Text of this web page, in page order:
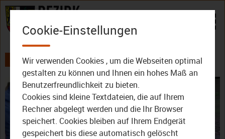
Zum Inhalt
AKTUELLES ALLE VIDEOS
Cookie-Einstellungen
Wir verwenden Cookies , um die Webseiten optimal
gestalten zu können und Ihnen ein hohes Maß an
Benutzerfreundlichkeit zu bieten.
Cookies sind kleine Textdateien, die auf Ihrem
Rechner abgelegt werden und die Ihr Browser
speichert. Cookies bleiben auf Ihrem Endgerät
gespeichert bis diese automatisch gelöscht